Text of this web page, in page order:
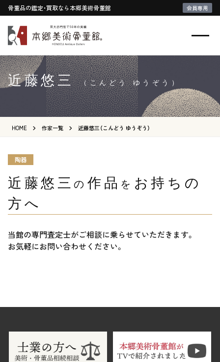
骨董品の鑑定・買取なら本郷美術骨董館 会員専用
近藤悠三 （こんどう ゆうぞう）
HOME 作家一覧 近藤悠三（こんどう ゆうぞう）
陶器
近藤悠三の作品 を お持ちの
方へ
当館の専門査定士がご相談に乗らせていただきます。
お気軽にお問い合わせください。